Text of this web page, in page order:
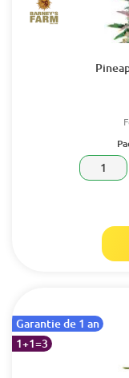
1
Garantie de 1 an
1+1=3